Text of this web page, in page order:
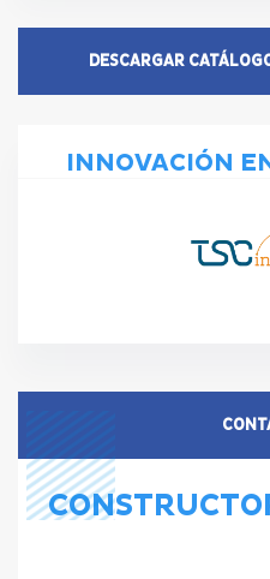
DESCARGAR
INNOVACIÓN